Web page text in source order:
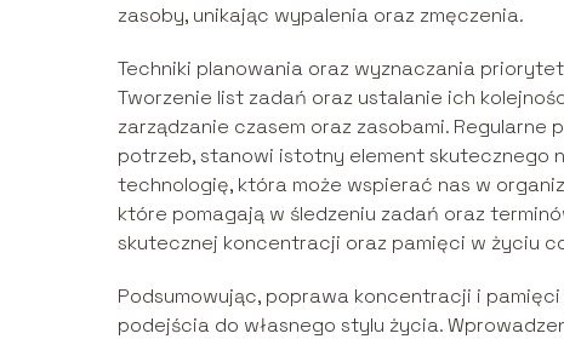
zasoby, unikając wypalenia oraz zmęczenia.
Techniki planowania oraz wyznaczania
Tworzenie list zadań oraz ustalanie ich
zarządzanie czasem oraz zasobami.
potrzeb, stanowi istotny element skutecznego
technologię, która może wspierać nas w
które pomagają w śledzeniu zadań oraz
skutecznej koncentracji oraz pamięci w życiu
Podsumowując, poprawa koncentracji i
podejścia do własnego stylu życia.